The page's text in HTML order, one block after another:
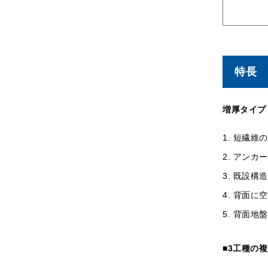
特長
増厚タイ
短繊維
アンカ
既設構
背面に
背面地
■3工種の